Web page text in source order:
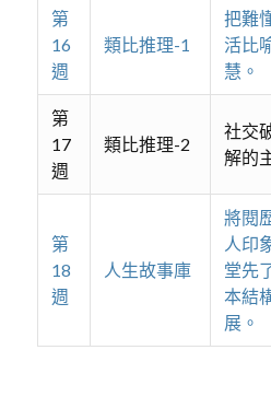
第
16
週
類比推理-1
把難
活比
慧。
第
17
週
類比推理-2
社交
解的
第
18
週
人生故事庫
將閱
人印
堂先
本結
展。